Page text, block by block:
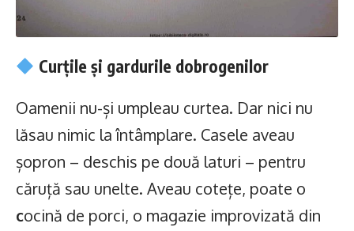
Curțile și gardurile dobrogenilor
Oamenii nu-și umpleau curtea. Dar nici nu
lăsau nimic la întâmplare. Casele aveau
șopron – deschis pe două laturi – pentru
căruță sau unelte. Aveau cotețe, poate o
cocină de porci, o magazie improvizată din